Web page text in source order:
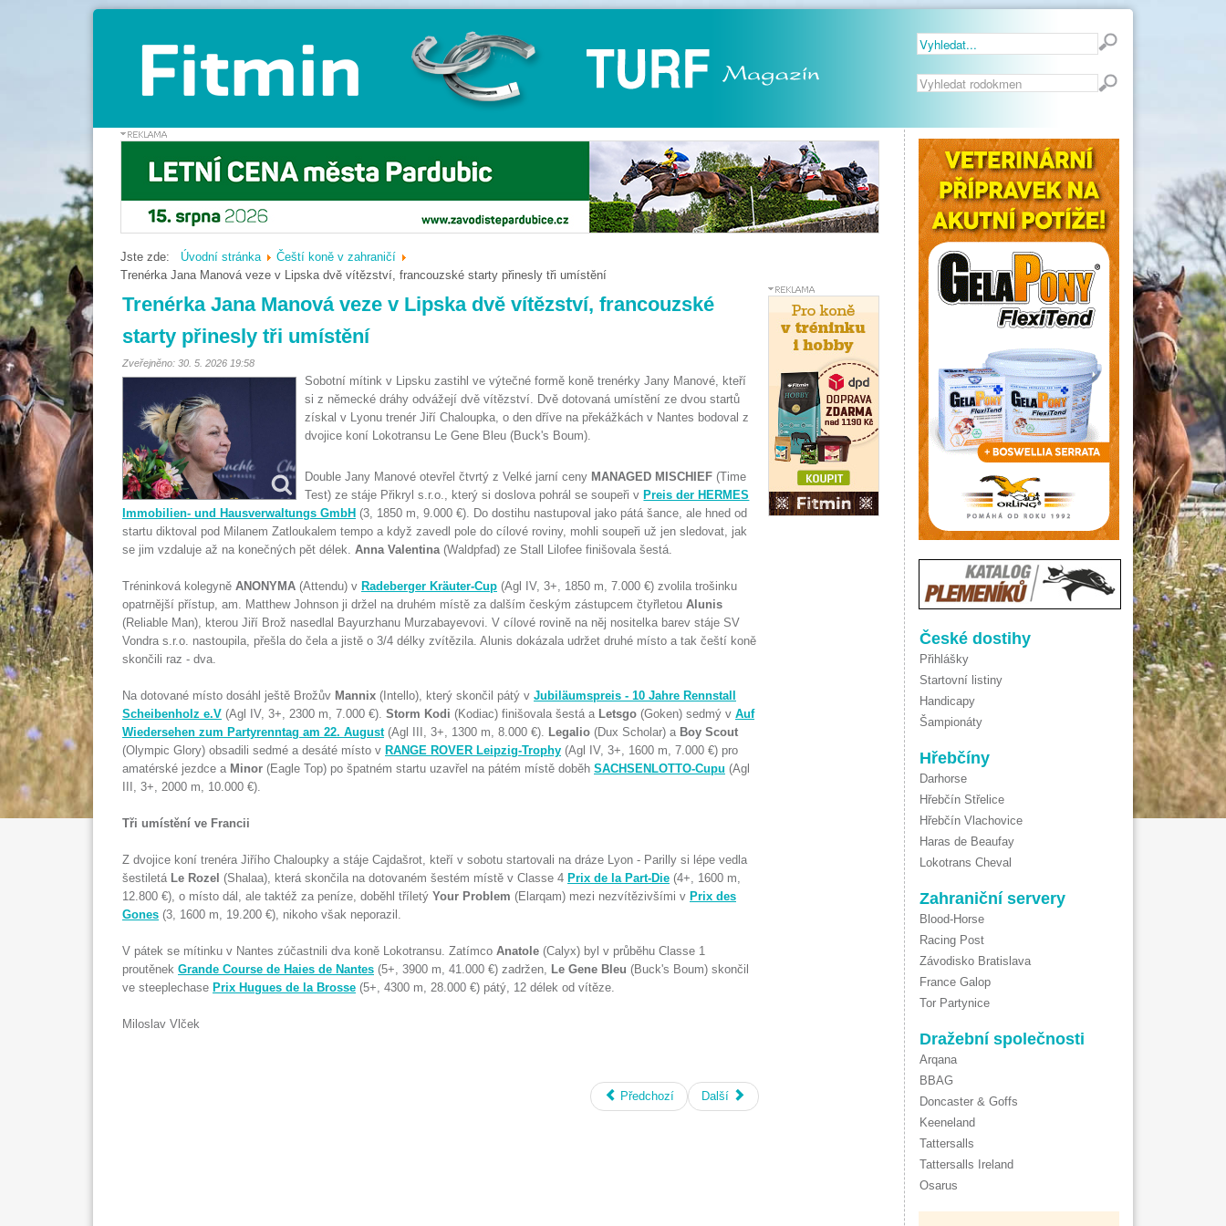
Vyhledávání...
České dostihy
Přihlášky
Startovní listiny
Handicapy
Šampionáty
Hřebčíny
Darhorse
Hřebčín Střelice
Hřebčín Vlachovice
Haras de Beaufay
Lokotrans Cheval
Zahraniční servery
Blood-Horse
Racing Post
Závodisko Bratislava
France Galop
Tor Partynice
Dražební společnosti
Arqana
BBAG
Doncaster & Goffs
Keeneland
Tattersalls
Tattersalls Ireland
Osarus
Jste zde: Úvodní stránka
Čeští koně v zahraničí
Trenérka Jana Manová veze v Lipska dvě vítězství, francouzské starty přinesly tři umístění
Trenérka Jana Manová veze v Lipska dvě vítězství, francouzské
starty přinesly tři umístění
Zveřejněno: 30. 5. 2026 19:58
Sobotní mítink v Lipsku zastihl ve výtečné formě koně trenérky Jany Manové, kteří
si z německé dráhy odvážejí dvě vítězství. Dvě dotovaná umístění ze dvou startů
získal v Lyonu trenér Jiří Chaloupka, o den dříve na překážkách v Nantes bodoval z
dvojice koní Lokotransu Le Gene Bleu (Buck's Boum).
Double Jany Manové otevřel čtvrtý z Velké jarní ceny MANAGED MISCHIEF (Time
Test) ze stáje Přikryl s.r.o., který si doslova pohrál se soupeři v Preis der HERMES
Immobilien- und Hausverwaltungs GmbH (3, 1850 m, 9.000 €). Do dostihu nastupoval jako pátá šance, ale hned od
startu diktoval pod Milanem Zatloukalem tempo a když zavedl pole do cílové roviny, mohli soupeři už jen sledovat, jak
se jim vzdaluje až na konečných pět délek. Anna Valentina(Waldpfad) ze Stall Lilofee finišovala šestá.
Tréninková kolegyně ANONYMA (Attendu) v Radeberger Kräuter-Cup (Agl IV, 3+, 1850 m, 7.000 €) zvolila trošinku
opatrnější přístup, am. Matthew Johnson ji držel na druhém místě za dalším českým zástupcem čtyřletou Alunis
(Reliable Man), kterou Jiří Brož nasedlal Bayurzhanu Murzabayevovi. V cílové rovině na něj nositelka barev stáje SV
Vondra s.r.o. nastoupila, přešla do čela a jistě o 3/4 délky zvítězila. Alunis dokázala udržet druhé místo a tak čeští koně
skončili raz - dva.
Na dotované místo dosáhl ještě Brožův Mannix (Intello), který skončil pátý v Jubiläumspreis - 10 Jahre Rennstall
Scheibenholz e.V (Agl IV, 3+, 2300 m, 7.000 €). Storm Kodi (Kodiac) finišovala šestá a Letsgo (Goken) sedmý v Auf
Wiedersehen zum Partyrenntag am 22. August(Agl III, 3+, 1300 m, 8.000 €). Legalio (Dux Scholar) a Boy Scout
(Olympic Glory) obsadili sedmé a desáté místo v RANGE ROVER Leipzig-Trophy (Agl IV, 3+, 1600 m, 7.000 €) pro
amatérské jezdce a Minor (Eagle Top) po špatném startu uzavřel na pátém místě doběh SACHSENLOTTO-Cupu (Agl
III, 3+, 2000 m, 10.000 €).
Tři umístění ve Francii
Z dvojice koní trenéra Jiřího Chaloupky a stáje Cajdašrot, kteří v sobotu startovali na dráze Lyon - Parilly si lépe vedla
šestiletá Le Rozel (Shalaa), která skončila na dotovaném šestém místě v Classe 4 Prix de la Part-Die (4+, 1600 m,
12.800 €), o místo dál, ale taktéž za peníze, doběhl tříletý Your Problem (Elarqam) mezi nezvítězivšími v Prix des
Gones (3, 1600 m, 19.200 €), nikoho však neporazil.
V pátek se mítinku v Nantes zúčastnili dva koně Lokotransu. Zatímco Anatole (Calyx) byl v průběhu Classe 1
proutěnek Grande Course de Haies de Nantes (5+, 3900 m, 41.000 €) zadržen, Le Gene Bleu (Buck's Boum) skončil
ve steeplechase Prix Hugues de la Brosse (5+, 4300 m, 28.000 €) pátý, 12 délek od vítěze.
Miloslav Vlček
Předchozí Další